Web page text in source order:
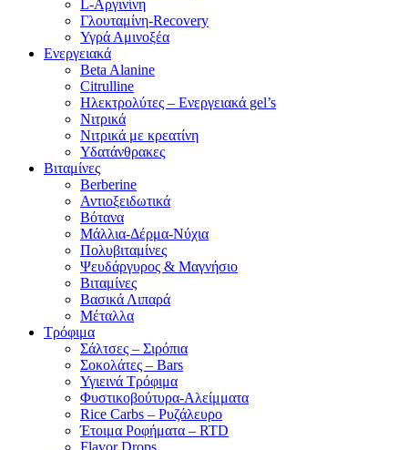
L-Αργινίνη
Γλουταμίνη-Recovery
Υγρά Αμινοξέα
Ενεργειακά
Beta Alanine
Citrulline
Ηλεκτρολύτες – Ενεργειακά gel’s
Νιτρικά
Νιτρικά με κρεατίνη
Υδατάνθρακες
Βιταμίνες
Berberine
Αντιοξειδωτικά
Βότανα
Μάλλια-Δέρμα-Νύχια
Πολυβιταμίνες
Ψευδάργυρος & Μαγνήσιο
Βιταμίνες
Βασικά Λιπαρά
Μέταλλα
Τρόφιμα
Σάλτσες – Σιρόπια
Σοκολάτες – Bars
Υγιεινά Τρόφιμα
Φυστικοβούτυρα-Αλείμματα
Rice Carbs – Ρυζάλευρο
Έτοιμα Ροφήματα – RTD
Flavor Drops